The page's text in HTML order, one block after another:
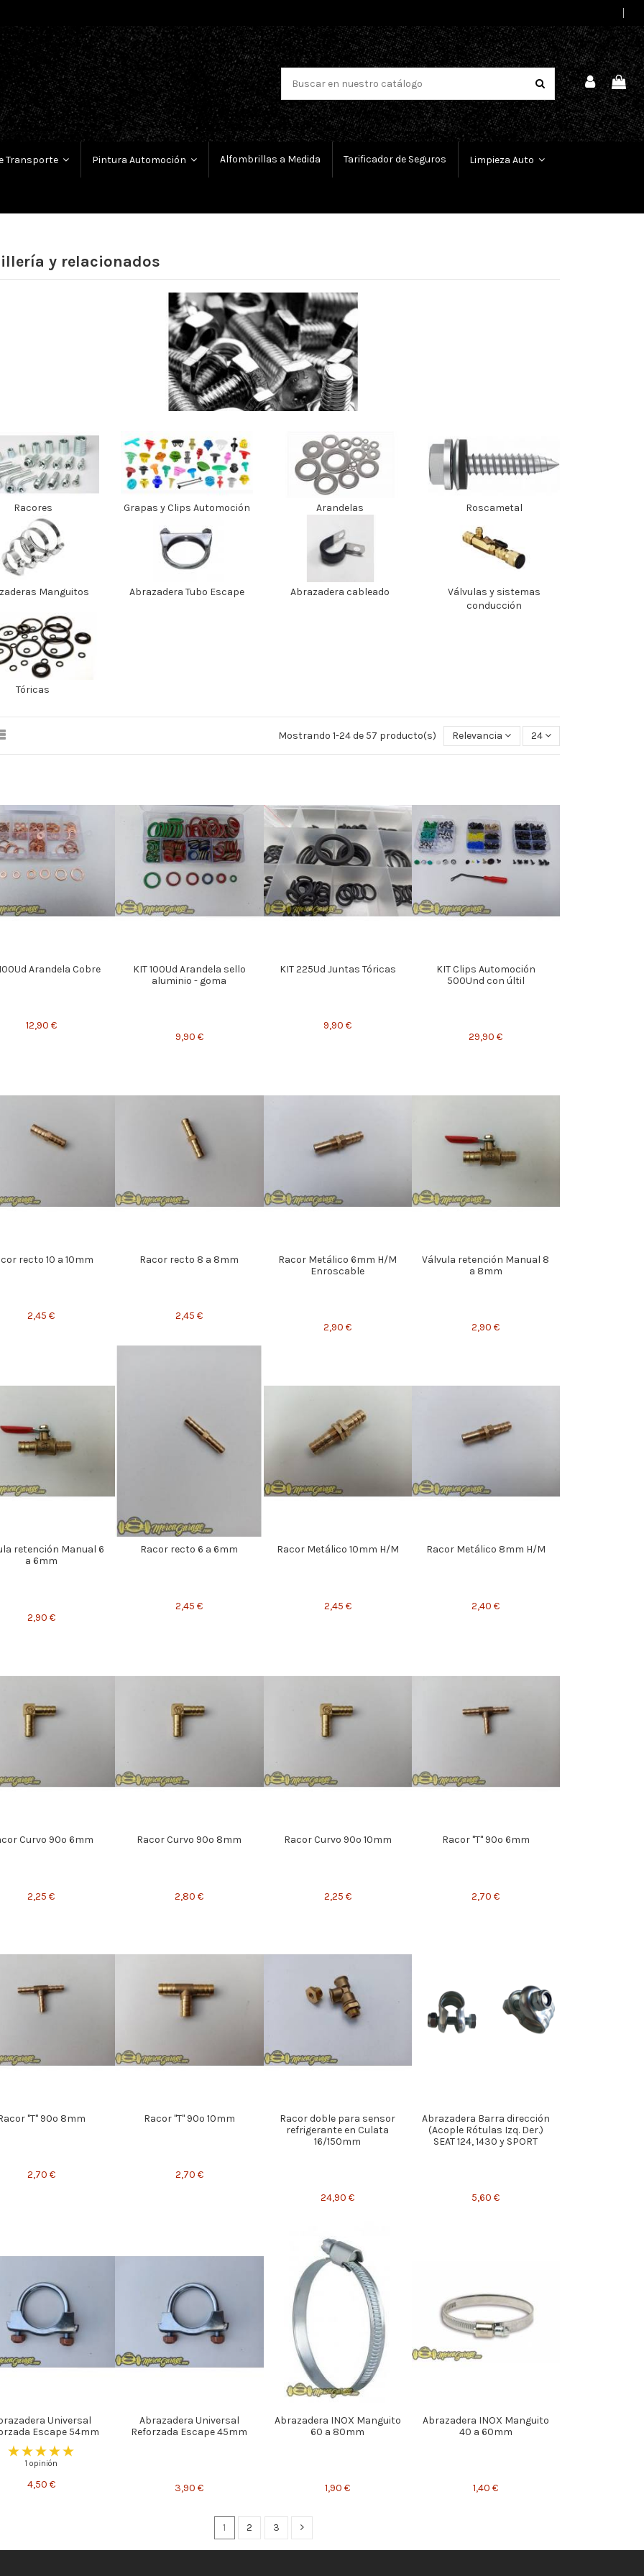
Transporte Pintura Automoción Alfombrillas a Medida Tarificador de Seguros Limpieza Auto
y relacionados
Racores Grapas y Clips Automoción Arandelas Roscametal
Manguitos Abrazadera Tubo Escape Abrazadera cableado
Válvulas y sistemas
conducción
Tóricas
Mostrando 1-24 de 57 producto(s) Relevancia 24
Arandela Cobre
12,90 €
KIT 100Ud Arandela sello
aluminio - goma
9,90 €
KIT 225Ud Juntas Tóricas
9,90 €
KIT Clips Automoción
500Und con últil
29,90 €
recto 10 a 10mm
2,45 €
Racor recto 8 a 8mm
2,45 €
Racor Metálico 6mm H/M
Enroscable
2,90 €
Válvula retención Manual 8
a 8mm
2,90 €
retención Manual 6
a 6mm
2,90 €
Racor recto 6 a 6mm
2,45 €
Racor Metálico 10mm H/M
2,45 €
Racor Metálico 8mm H/M
2,40 €
Curvo 90º 6mm
2,25 €
Racor Curvo 90º 8mm
2,80 €
Racor Curvo 90º 10mm
2,25 €
Racor "T" 90º 6mm
2,70 €
"T" 90º 8mm
2,70 €
Racor "T" 90º 10mm
2,70 €
Racor doble para sensor
refrigerante en Culata
16/150mm
24,90 €
Abrazadera Barra dirección
(Acople Rótulas Izq. Der.)
SEAT 124, 1430 y SPORT
5,60 €
Universal
Escape 54mm
1 opinión
4,50 €
Abrazadera Universal
Reforzada Escape 45mm
3,90 €
Abrazadera INOX Manguito
60 a 80mm
1,90 €
Abrazadera INOX Manguito
40 a 60mm
1,40 €
1 2 3